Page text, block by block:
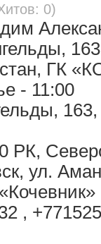
0)
ГК
- 11:00
163,
РК,
ул.
,